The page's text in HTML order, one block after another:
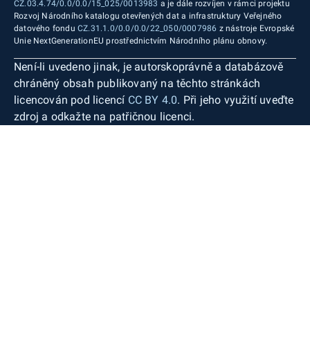
CZ.03.4.74/0.0/0.0/15_025/0013983 a je dále rozvíjen v rámci projektu
Rozvoj Národního katalogu otevřených dat a infrastruktury Veřejného
datového fondu CZ.31.1.0/0.0/0.0/22_050/0007986 z nástroje Evropské
Unie NextGenerationEU prostřednictvím Národního plánu obnovy.
Není-li uvedeno jinak, je autorskoprávně a databázově
chráněný obsah publikovaný na těchto stránkách
licencován pod licencí CC BY 4.0. Při jeho využití uveďte
zdroj a odkažte na patřičnou licenci.